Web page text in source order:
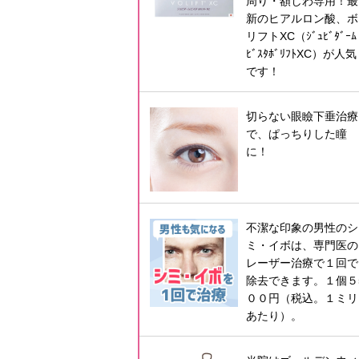
新のヒアルロン酸、ボ
リフトXC（ｼﾞｭﾋﾞﾀﾞｰﾑ
ﾋﾞｽﾀﾎﾞﾘﾌﾄXC）が人気
です！
切らない眼瞼下垂治療
で、ぱっちりした瞳
に！
不潔な印象の男性のシ
ミ・イボは、専門医の
レーザー治療で１回で
除去できます。１個
００円（税込。１ミリ
あたり）。